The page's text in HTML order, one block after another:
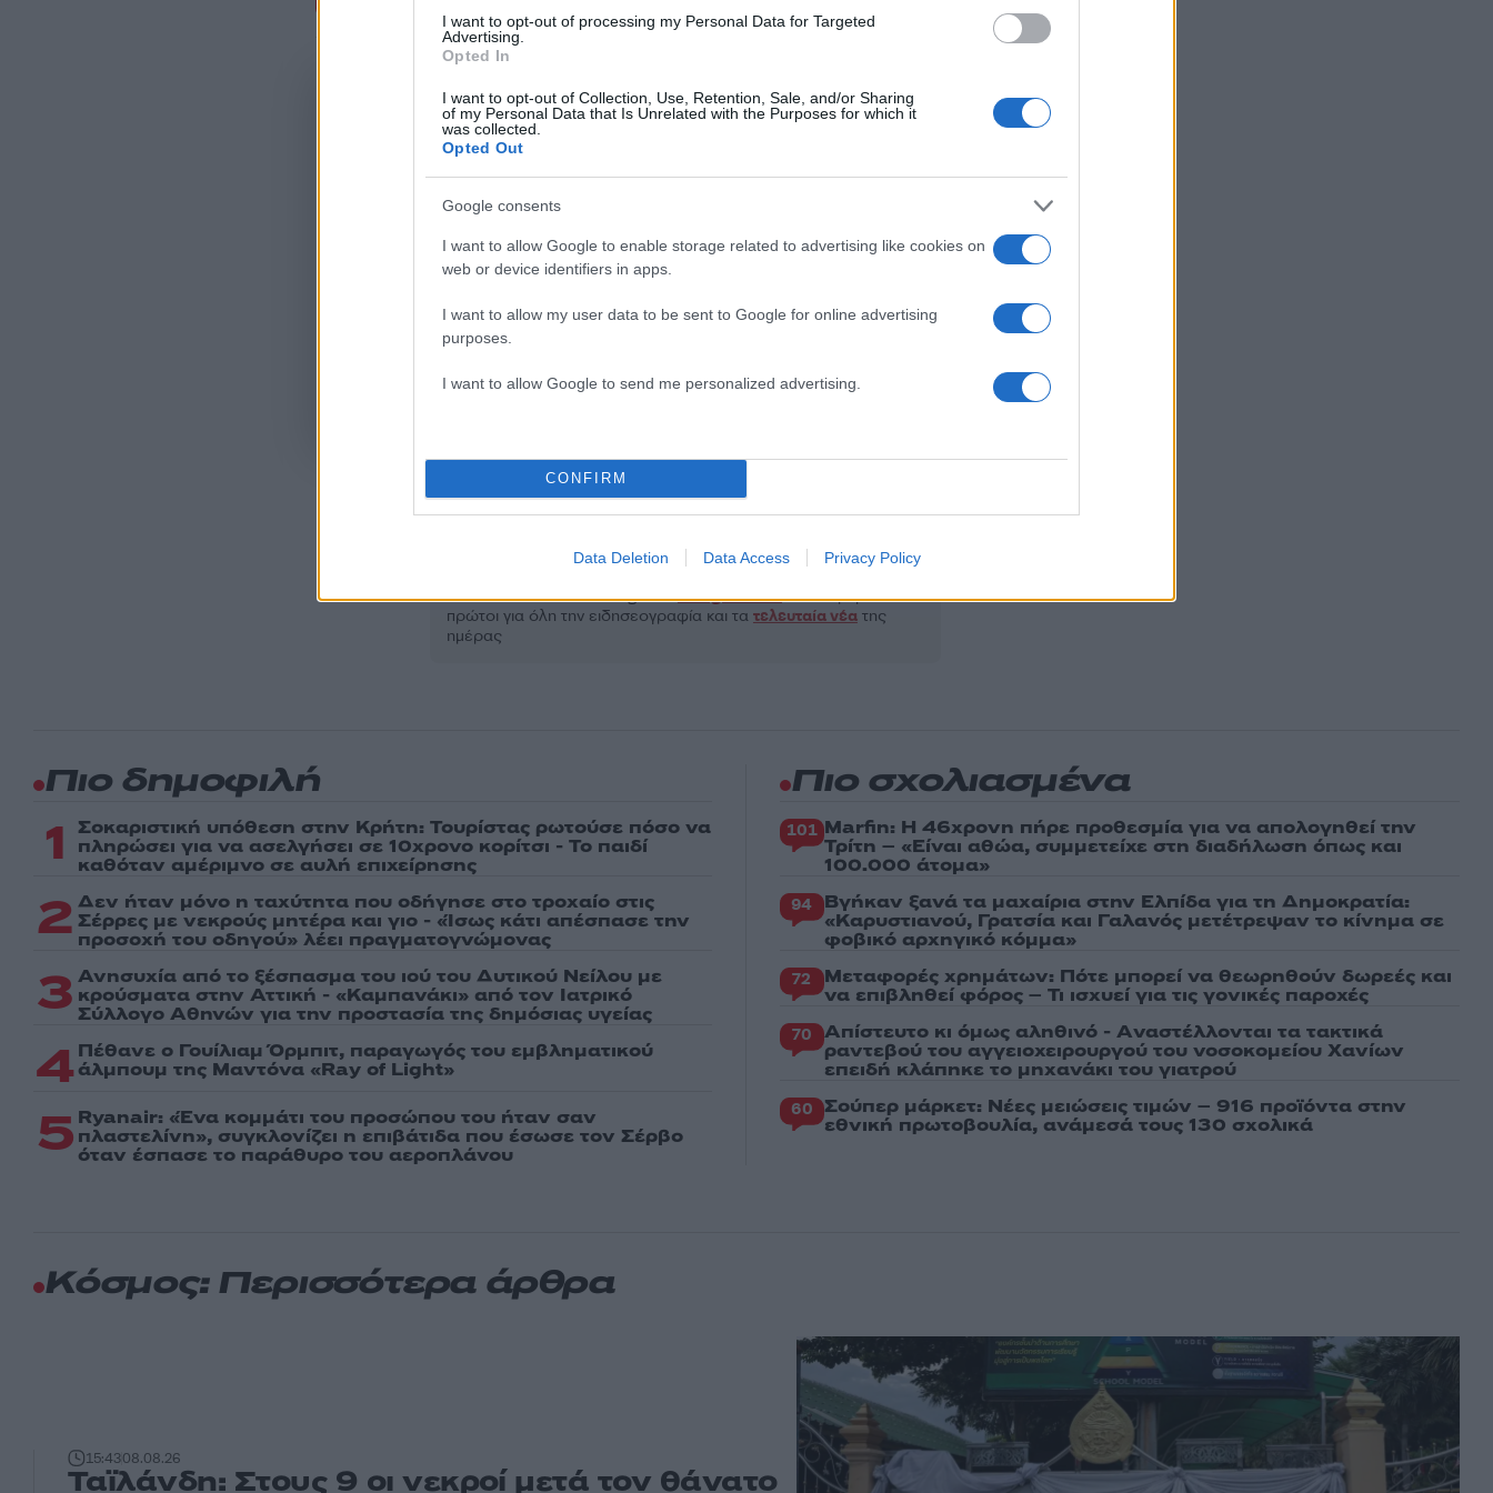
I want to opt-out of processing my Personal Data for Targeted
Advertising.
Opted In
I want to opt-out of Collection, Use, Retention, Sale, and/or Sharing
of my Personal Data that Is Unrelated with the Purposes for which it
was collected.
Opted Out
Google consents
I want to allow Google to enable storage related to advertising like cookies on
web or device identifiers in apps.
I want to allow my user data to be sent to Google for online advertising
purposes.
I want to allow Google to send me personalized advertising.
CONFIRM
Data Deletion Data Access Privacy Policy
Σχολίασε εδώ
2000 /2000
ΙΟΡΔΑΝΙΑ
ΝΕΚΡΟΙ ΙΟΡΔΑΝΙΑ
Ακολουθήστε το Νewsit.gr στοGoogle Newsκαι ενημερωθείτε
πρώτοι για όλη την ειδησεογραφία και τα τελευταία νέατης
ημέρας
Πιο δημοφιλή
1 Σοκαριστική υπόθεση στην Κρήτη: Τουρίστας ρωτούσε πόσο να
πληρώσει για να ασελγήσει σε 10χρονο κορίτσι - Το παιδί
καθόταν αμέριμνο σε αυλή επιχείρησης
2 Δεν ήταν μόνο η ταχύτητα που οδήγησε στο τροχαίο στις
Σέρρες με νεκρούς μητέρα και γιο - «Ίσως κάτι απέσπασε την
προσοχή του οδηγού» λέει πραγματογνώμονας
3 Ανησυχία από το ξέσπασμα του ιού του Δυτικού Νείλου με
κρούσματα στην Αττική - «Καμπανάκι» από τον Ιατρικό
Σύλλογο Αθηνών για την προστασία της δημόσιας υγείας
4 Πέθανε ο Γουίλιαμ Όρμπιτ, παραγωγός του εμβληματικού
άλμπουμ της Μαντόνα «Ray of Light»
5 Ryanair: «Ένα κομμάτι του προσώπου του ήταν σαν
πλαστελίνη», συγκλονίζει η επιβάτιδα που έσωσε τον Σέρβο
όταν έσπασε το παράθυρο του αεροπλάνου
Πιο σχολιασμένα
101 Marfin: Η 46χρονη πήρε προθεσμία για να απολογηθεί την
Τρίτη – «Είναι αθώα, συμμετείχε στη διαδήλωση όπως και
100.000 άτομα»
94 Βγήκαν ξανά τα μαχαίρια στην Ελπίδα για τη Δημοκρατία:
«Καρυστιανού, Γρατσία και Γαλανός μετέτρεψαν το κίνημα σε
φοβικό αρχηγικό κόμμα»
72 Μεταφορές χρημάτων: Πότε μπορεί να θεωρηθούν δωρεές και
να επιβληθεί φόρος – Τι ισχυεί για τις γονικές παροχές
70 Απίστευτο κι όμως αληθινό - Aναστέλλονται τα τακτικά
ραντεβού του αγγειοχειρουργού του νοσοκομείου Χανίων
επειδή κλάπηκε το μηχανάκι του γιατρού
60 Σούπερ μάρκετ: Νέες μειώσεις τιμών – 916 προϊόντα στην
εθνική πρωτοβουλία, ανάμεσά τους 130 σχολικά
Κόσμος: Περισσότερα άρθρα
15:4308.08.26
Ταϊλάνδη: Στους 9 οι νεκροί μετά τον θάνατο